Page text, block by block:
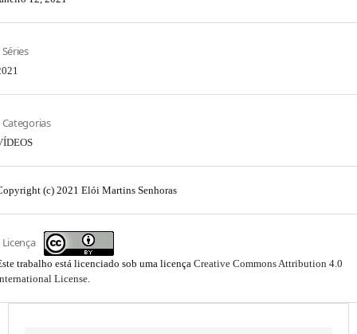
Séries
Categorias
(c) 2021 Elói Martins Senhoras
Licença
trabalho está licenciado sob uma licença Creative Commons Attribution 4.0
License.